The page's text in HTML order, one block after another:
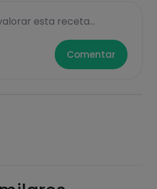
esta receta...
Comentar